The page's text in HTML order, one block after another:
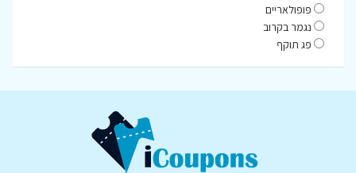
פופולאריים
נגמר בקרוב
פג תוקף